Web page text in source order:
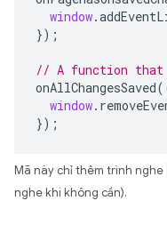
window.
});
// A function that
onAllChangesSaved
window.
});
Mã này chỉ thêm trình nghe
nghe khi không cần).